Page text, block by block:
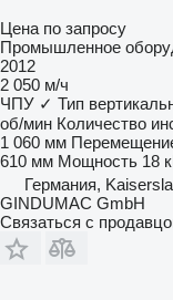
Цена по запросу
Промышленное
2012
2 050 м/ч
ЧПУ ✓ Тип
об/мин Количество
1 060 мм
610 мм Мощность 18
Германия,
GINDUMAC GmbH
Связаться с